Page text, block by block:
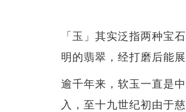
「玉」其实泛指两种宝
明的翡翠，经打磨后能
逾千年来，软玉一直是
入，至十九世纪初由于